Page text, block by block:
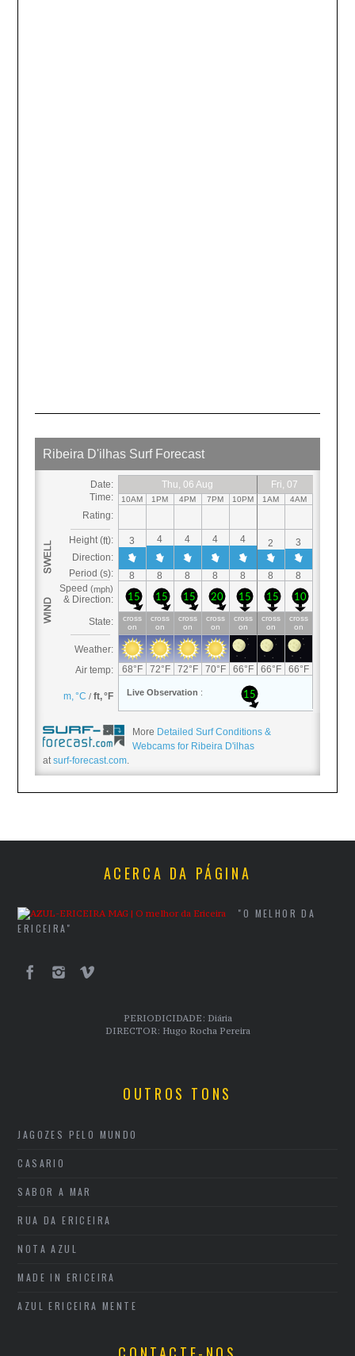
More Detailed Surf Conditions &
Webcams for Ribeira D'ilhas
atsurf-forecast.com.
ACERCA DA PÁGINA
"O MELHOR DA
ERICEIRA"
PERIODICIDADE: Diária
DIRECTOR: Hugo Rocha Pereira
OUTROS TONS
JAGOZES PELO MUNDO
CASARIO
SABOR A MAR
RUA DA ERICEIRA
NOTA AZUL
MADE IN ERICEIRA
AZUL ERICEIRA MENTE